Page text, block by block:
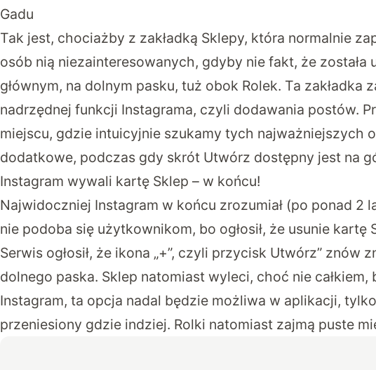
Gadu
Tak jest, chociażby z zakładką Sklepy, która normalnie
osób nią niezainteresowanych, gdyby nie fakt, że została
głównym, na dolnym pasku, tuż obok Rolek. Ta zakładka
nadrzędnej funkcji Instagrama, czyli dodawania postów.
miejscu, gdzie intuicyjnie szukamy tych najważniejszych
dodatkowe, podczas gdy skrót Utwórz dostępny jest na
Instagram wywali kartę Sklep – w końcu!
Najwidoczniej Instagram w końcu zrozumiał (po ponad 2
nie podoba się użytkownikom, bo ogłosił, że usunie kartę
Serwis ogłosił, że ikona „+”, czyli przycisk Utwórz” znów
dolnego paska. Sklep natomiast wyleci, choć nie całkiem,
Instagram, ta opcja nadal będzie możliwa w aplikacji,
przeniesiony gdzie indziej. Rolki natomiast zajmą puste